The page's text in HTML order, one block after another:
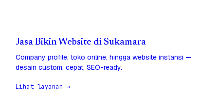
Jasa Bikin Website di Sukamara
Company profile, toko online, hingga website instansi —
desain custom, cepat, SEO-ready.
Lihat layanan →